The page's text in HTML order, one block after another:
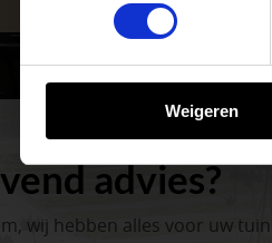
Weigeren
advies?
wij hebben alles voor uw
tuinproject.
BEKIJK ONZE